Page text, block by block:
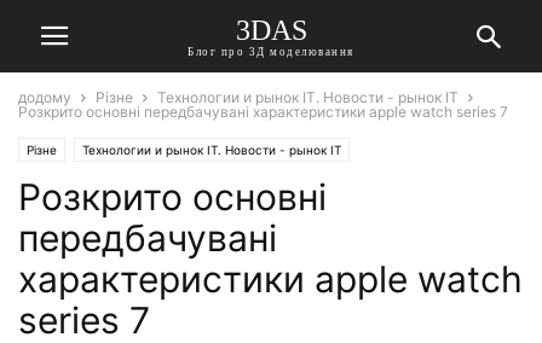
3DAS
Блог про 3Д моделювання
додому Різне
Технологии и рынок IT. Новости - рынок IT
Розкрито основні передбачувані характеристики apple watch series 7
Різне Технологии и рынок IT. Новости - рынок IT
Розкрито основні
передбачувані
характеристики apple watch
series 7